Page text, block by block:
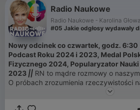
Radio Naukowe
Radio Naukowe - Karolina
#05 Jakie odgłosy wydawały
Nowy odcinek co czwartek, godz. 6:30
Podcast Roku 2024 i 2023, Medal
Fizycznego 2024, Popularyzator
2023 || RN to mądre rozmowy o
O próbach zrozumienia rzeczywistości
poziomie. Rozmawiam z naukowcami i